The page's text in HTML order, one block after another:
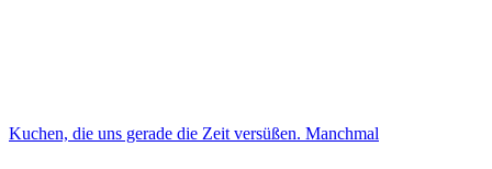
Kuchen, die uns gerade die Zeit versüßen. Manchmal